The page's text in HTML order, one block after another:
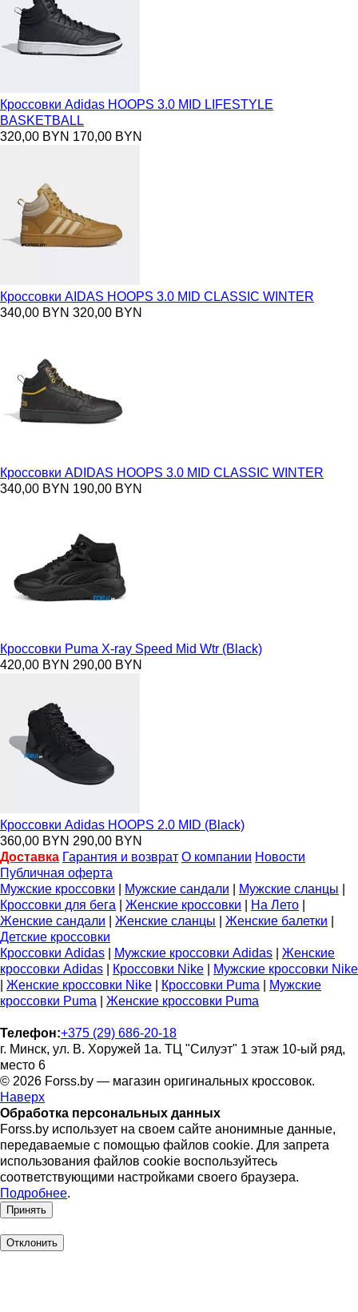
Кроссовки Adidas HOOPS 3.0 MID LIFESTYLE
BASKETBALL
320,00 BYN 170,00 BYN
Кроссовки АIDAS HOOPS 3.0 MID CLASSIC WINTER
340,00 BYN 320,00 BYN
Кроссовки ADIDAS HOOPS 3.0 MID CLASSIC WINTER
340,00 BYN 190,00 BYN
Кроссовки Puma X-ray Speed Mid Wtr (Black)
420,00 BYN 290,00 BYN
Кроссовки Adidas HOOPS 2.0 MID (Black)
360,00 BYN 290,00 BYN
Доставка Гарантия и возврат О компании Новости
Публичная оферта
Мужские кроссовки
Мужские сандали Мужские сланцы
Кроссовки для бега
Женские кроссовки На Лето
Женские сандали
Женские сланцы Женские балетки
Детские кроссовки
Кроссовки Adidas
Мужские кроссовки Adidas
Женские
кроссовки Adidas
Кроссовки Nike
Мужские кроссовки Nike
Женские кроссовки Nike Кроссовки Puma
Мужские
кроссовки Puma
Женские кроссовки Puma
Телефон:+375 (29) 686-20-18
г. Минск, ул. В. Хоружей 1а. ТЦ "Силуэт" 1 этаж 10-ый ряд,
место 6
© 2026 Forss.by — магазин оригинальных кроссовок.
Наверх
Обработка персональных данных
Forss.by использует на своем сайте анонимные данные,
передаваемые с помощью файлов cookie. Для запрета
использования файлов cookie воспользуйтесь
соответствующими настройками своего браузера.
Подробнее.
Принять
Отклонить